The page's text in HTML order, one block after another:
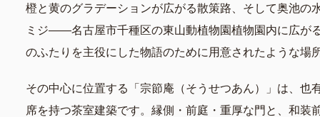
橙と黄のグラデーションが広がる散策路、そして奥池の
ミジ——名古屋市千種区の東山動植物園植物園内に広が
のふたりを主役にした物語のために用意されたような場
その中心に位置する「宗節庵（そうせつあん）」は、也
席を持つ茶室建築です。縁側・前庭・重厚な門と、和装